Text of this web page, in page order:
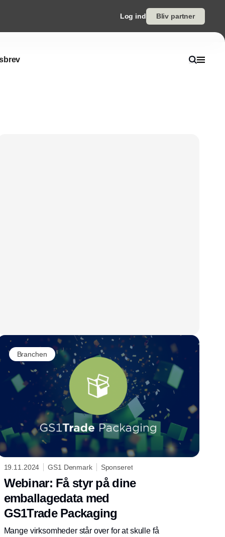
Log ind Bliv partner
Branchen
19.11.2024 GS1 Denmark Sponseret
Webinar: Få styr på dine
emballagedata med
GS1Trade Packaging
Mange virksomheder står over for at skulle få